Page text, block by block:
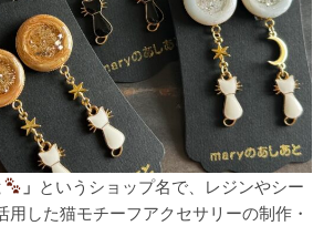
」 というショップ名で、レジンやシー
用した猫モチーフアクセサリーの制作・